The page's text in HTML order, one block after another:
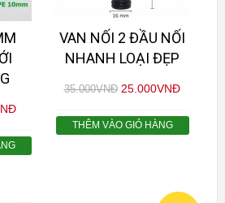
VAN NỐI 2 ĐẦU NỐI
NHANH LOẠI ĐẸP
35.000VNĐ 25.000VNĐ
THÊM VÀO GIỎ HÀNG